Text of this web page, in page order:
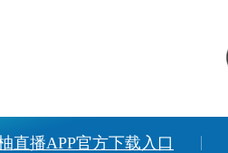
直播APP官方下载入口